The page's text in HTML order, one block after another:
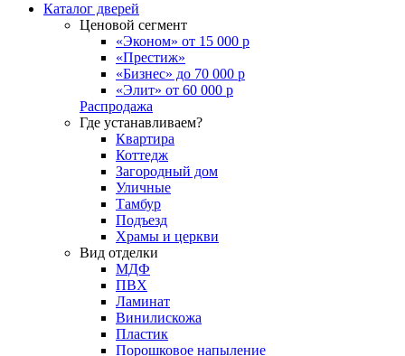
Каталог дверей
Ценовой сегмент
«Эконом» от 15 000 р
«Престиж»
«Бизнес» до 70 000 р
«Элит» от 60 000 р
Распродажа
Где устанавливаем?
Квартира
Коттедж
Загородный дом
Уличные
Тамбур
Подъезд
Храмы и церкви
Вид отделки
МДФ
ПВХ
Ламинат
Винилискожа
Пластик
Порошковое напыление